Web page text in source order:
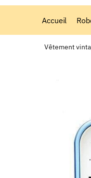
Accueil
Vêtement